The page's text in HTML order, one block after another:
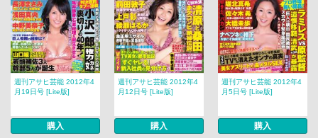
週刊アサヒ芸能 2012年4
月19日号 [Lite版]
購入
週刊アサヒ芸能 2012年4
月12日号 [Lite版]
購入
週刊アサヒ芸能 2012年4
月5日号 [Lite版]
購入